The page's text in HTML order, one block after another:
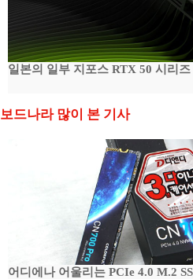
일본의 일부 지포스 RTX 50 시리
보드나라 많이 본 기사
어디에나 어울리는 PCIe 4.0 M.2